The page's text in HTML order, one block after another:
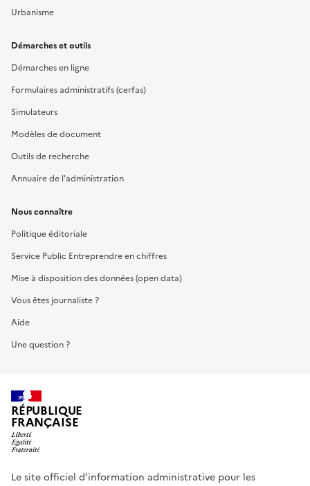
Urbanisme
Démarches et outils
Démarches en ligne
Formulaires administratifs (cerfas)
Simulateurs
Modèles de document
Outils de recherche
Annuaire de l'administration
Nous connaître
Politique éditoriale
Service Public Entreprendre en chiffres
Mise à disposition des données (open data)
Vous êtes journaliste ?
Aide
Une question ?
RÉPUBLIQUE
FRANÇAISE
Le site officiel d’information administrative pour les